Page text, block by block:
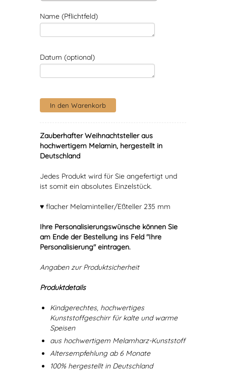
Name (Pflichtfeld)
Datum (optional)
Zauberhafter Weihnachtsteller aus
hochwertigem Melamin, hergestellt in
Deutschland
Jedes Produkt wird für Sie angefertigt und
ist somit ein absolutes Einzelstück.
♥ flacher Melaminteller/Eßteller 235 mm
Ihre Personalisierungswünsche können Sie
am Ende der Bestellung ins Feld "Ihre
Personalisierung" eintragen.
Angaben zur Produktsicherheit
Produktdetails
Kindgerechtes, hochwertiges
Kunststoffgeschirr für kalte und warme
Speisen
aus hochwertigem Melamharz-Kunststoff
Altersempfehlung ab 6 Monate
100% hergestellt in Deutschland